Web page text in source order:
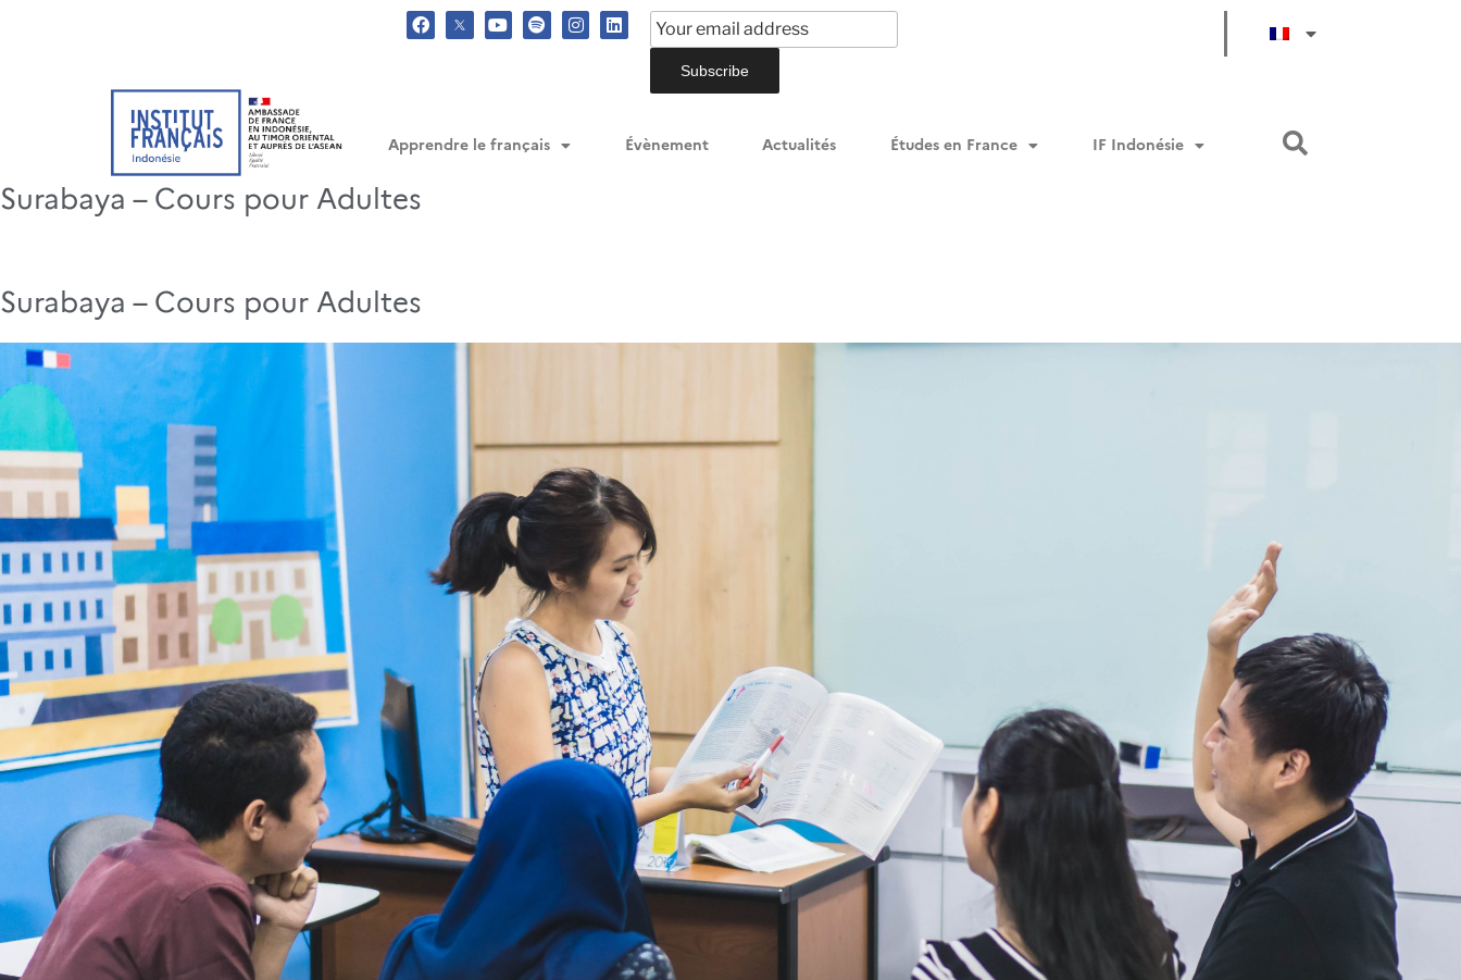
Apprendre le français Évènement Actualités Études en France IF Indonésie
Surabaya – Cours pour Adultes
Surabaya – Cours pour Adultes